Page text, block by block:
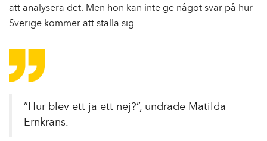
att analysera det. Men hon kan inte ge något svar på hur
Sverige kommer att ställa sig.
”Hur blev ett ja ett nej?”, undrade Matilda
Ernkrans.